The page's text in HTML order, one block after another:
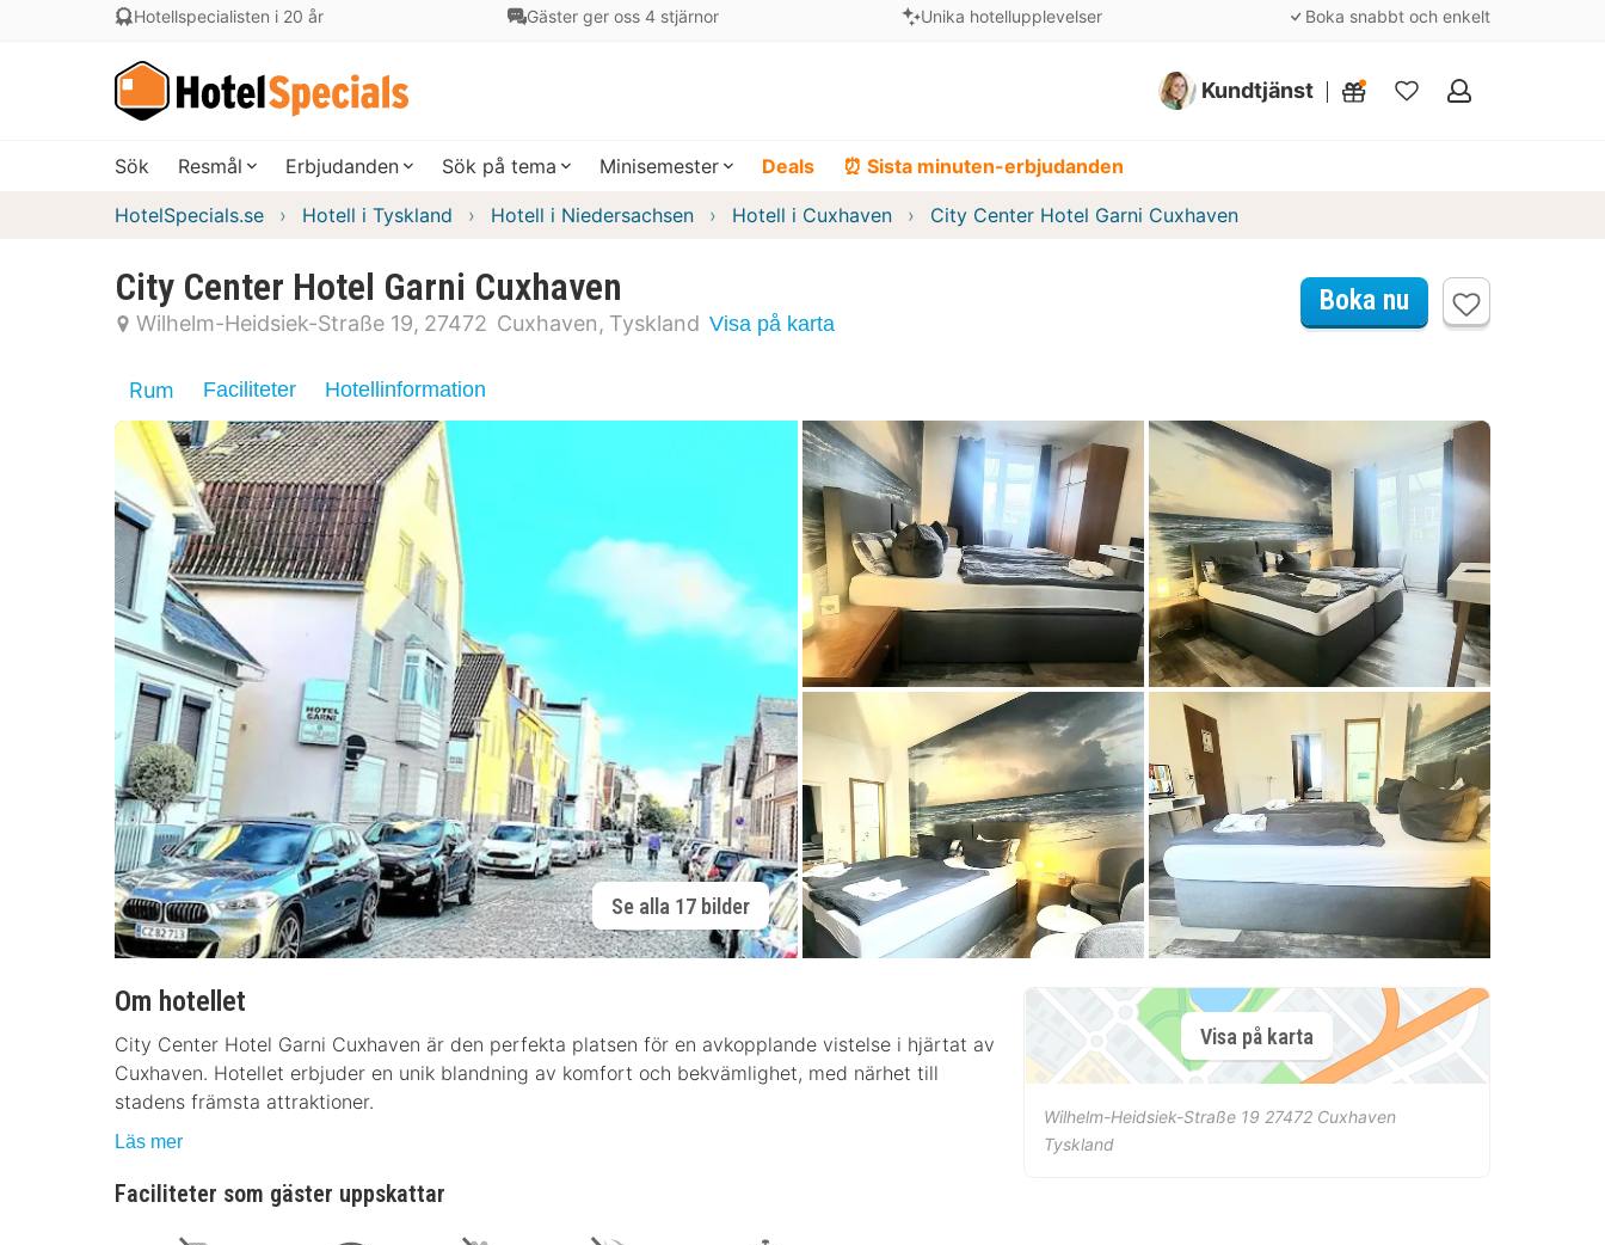
Hotellspecialisten i 20 år Gäster ger oss 4 stjärnor Unika hotellupplevelser Boka snabbt och enkelt
Kundtjänst
Mina
Sök Resmål Erbjudanden Sök på tema Minisemester Deals ⏰ Sista minuten-erbjudanden
HotelSpecials.se Hotell i Tyskland Hotell i Niedersachsen Hotell i Cuxhaven City Center Hotel Garni Cuxhaven
City Center Hotel Garni Cuxhaven
Wilhelm-Heidsiek-Straße 19 27472 Cuxhaven Tyskland Visa på karta
Boka nu
Rum Faciliteter Hotellinformation
Se alla 17 bilder
Om hotellet
City Center Hotel Garni Cuxhaven är den perfekta platsen för en avkopplande vistelse i hjärtat av
Cuxhaven. Hotellet erbjuder en unik blandning av komfort och bekvämlighet, med närhet till
stadens främsta attraktioner.
Läs mer
Faciliteter som gäster uppskattar
Visa på karta
Wilhelm-Heidsiek-Straße 19 27472 Cuxhaven
Tyskland